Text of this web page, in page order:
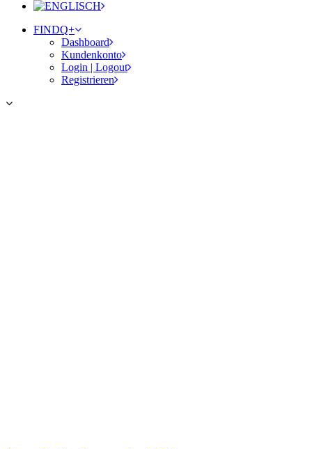
FINDQ+
Dashboard
Kundenkonto
Login | Logout
Registrieren